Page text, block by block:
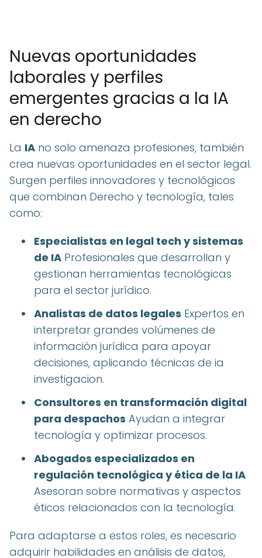
Nuevas oportunidades
laborales y perfiles
emergentes gracias a la IA
en derecho
La IA no solo amenaza profesiones, también
crea nuevas oportunidades en el sector legal.
Surgen perfiles innovadores y tecnológicos
que combinan Derecho y tecnología, tales
como:
Especialistas en legal tech y sistemas
de IA Profesionales que desarrollan y
gestionan herramientas tecnológicas
para el sector jurídico.
Analistas de datos legales Expertos en
interpretar grandes volúmenes de
información jurídica para apoyar
decisiones, aplicando técnicas de ia
investigacion.
Consultores en transformación digital
para despachos Ayudan a integrar
tecnología y optimizar procesos.
Abogados especializados en
regulación tecnológica y ética de la IA
Asesoran sobre normativas y aspectos
éticos relacionados con la tecnología.
Para adaptarse a estos roles, es necesario
adquirir habilidades en análisis de datos,